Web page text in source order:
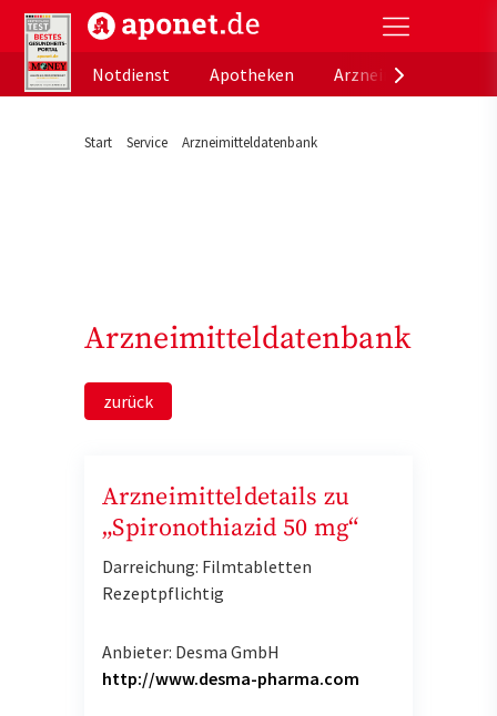
aponet.de - Das offizielle Gesundheitsportal der
Notdienst
Apotheken
Start Service Arzneimitteldatenbank
Arzneimitteldatenbank
zurück
Arzneimitteldetails zu
„Spironothiazid 50 mg“
Darreichung: Filmtabletten
Rezeptpflichtig
Anbieter: Desma GmbH
http://www.desma-pharma.com